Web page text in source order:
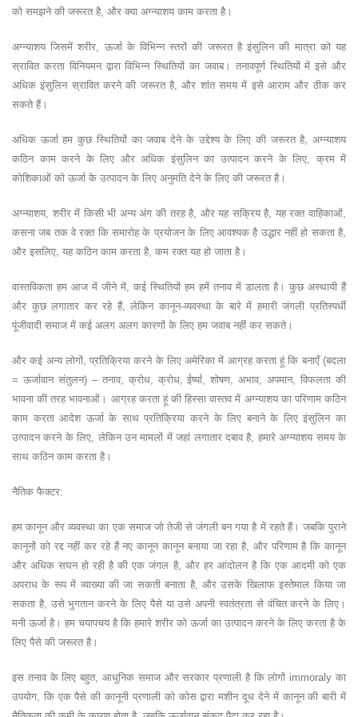
को समझने की जरूरत है, और क्या अग्न्याशय काम करता है।
अग्न्याशय जिसमें शरीर, ऊर्जा के विभिन्न स्तरों की जरूरत है इंसुलिन की मात्रा को यह
स्रावित करता विनियमन द्वारा विभिन्न स्थितियों का जवाब। तनावपूर्ण स्थितियों में इसे और
अधिक इंसुलिन स्रावित करने की जरूरत है, और शांत समय में इसे आराम और ठीक कर
सकते हैं।
अधिक ऊर्जा हम कुछ स्थितियों का जवाब देने के उद्देश्य के लिए की जरूरत है, अग्न्याशय
कठिन काम करने के लिए और अधिक इंसुलिन का उत्पादन करने के लिए, क्रम में
कोशिकाओं को ऊर्जा के उत्पादन के लिए अनुमति देने के लिए की जरूरत है।
अग्न्याशय, शरीर में किसी भी अन्य अंग की तरह है, और यह सक्रिय है, यह रक्त वाहिकाओं,
कसना जब तक वे रक्त कि समारोह के प्रयोजन के लिए आवश्यक है उद्धार नहीं हो सकता है,
और इसलिए, यह कठिन काम करता है, कम रक्त यह हो जाता है।
वास्तविकता हम आज में जीने में, कई स्थितियों हम हमें तनाव में डालता है। कुछ अस्थायी हैं
और कुछ लगातार कर रहे हैं, लेकिन कानून-व्यवस्था के बारे में हमारी जंगली प्रतिस्पर्धी
पूंजीवादी समाज में कई अलग अलग कारणों के लिए हम जवाब नहीं कर सकते।
और कई अन्य लोगों, प्रतिक्रिया करने के लिए अमेरिका में आग्रह करता हूं कि बनाएँ (बदला
= ऊर्जावान संतुलन) – तनाव, क्रोध, क्रोध, ईर्ष्या, शोषण, अभाव, अपमान, विफलता की
भावना की तरह भावनाओं। आग्रह करता हूं की हिस्सा वास्तव में अग्न्याशय का परिणाम कठिन
काम करता आदेश ऊर्जा के साथ प्रतिक्रिया करने के लिए बनाने के लिए इंसुलिन का
उत्पादन करने के लिए, लेकिन उन मामलों में जहां लगातार दबाव है, हमारे अग्न्याशय समय के
साथ कठिन काम करता है।
नैतिक फैक्टर:
हम कानून और व्यवस्था का एक समाज जो तेजी से जंगली बन गया है में रहते हैं। जबकि पुराने
कानूनों को रद्द नहीं कर रहे हैं नए कानून कानून बनाया जा रहा है, और परिणाम है कि कानून
और अधिक सघन हो रही है की एक जंगल है, और हर आंदोलन है कि एक आदमी को एक
अपराध के रूप में व्याख्या की जा सकती बनाता है, और उसके खिलाफ इस्तेमाल किया जा
सकता है, उसे भुगतान करने के लिए पैसे या उसे अपनी स्वतंत्रता से वंचित करने के लिए।
मनी ऊर्जा है। हम चयापचय है कि हमारे शरीर को ऊर्जा का उत्पादन करने के लिए करता है के
लिए पैसे की जरूरत है।
इस तनाव के लिए बहुत, आधुनिक समाज और सरकार प्रणाली है कि लोगों immoraly का
उपयोग, कि एक पैसे की कानूनी प्रणाली को कोस द्वारा मशीन दूध देने में कानून की बारी में